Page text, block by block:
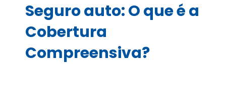
Seguro auto: O que é a
Cobertura
Compreensiva?